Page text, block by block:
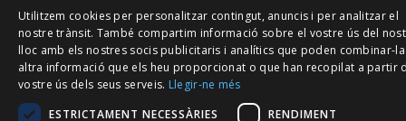
SPANISH
CATALÀ
Utilitzem cookies per personalitzar contingut, anuncis i per analitzar el
nostre trànsit. També compartim informació sobre el vostre ús del
lloc amb els nostres socis publicitaris i analítics que poden combinar-
altra informació que els heu proporcionat o que han recopilat a partir
vostre ús dels seus serveis. Llegir-ne més
ESTRICTAMENT NECESSÀRIES
RENDIMENT